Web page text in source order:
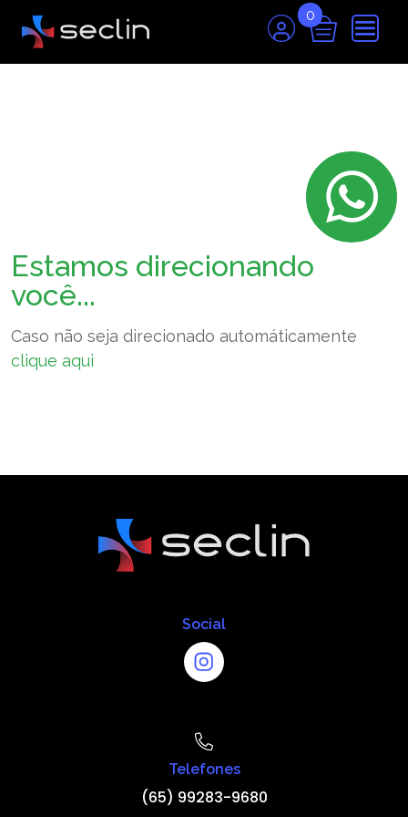
0
Estamos direcionando
você...
Caso não seja direcionado automáticamente
clique aqui
Social
Telefones
(65) 99283-9680